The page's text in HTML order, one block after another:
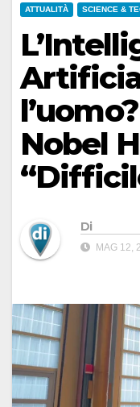
ATTUALITÀ SCIENCE &
Nobel
Di
MAG 12,